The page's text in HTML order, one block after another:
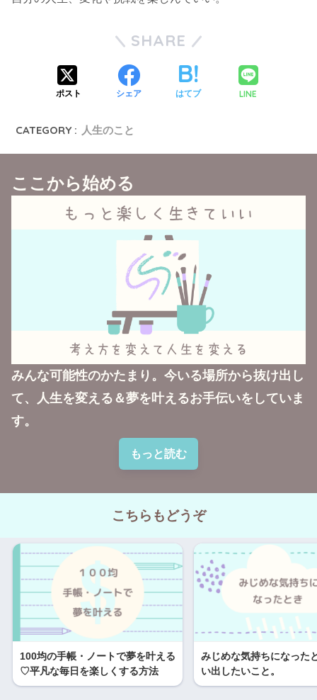
SHARE
ポスト シェア はてブ LINE
CATEGORY : 人生のこと
ここから始める
みんな可能性のかたまり。今いる場所から抜け出し
て、人生を変える＆夢を叶えるお手伝いをしていま
す。
もっと読む
こちらもどうぞ
100均の手帳・ノートで夢を叶える
♡平凡な毎日を楽しくする方法
みじめな気持ちになった
い出したいこと。